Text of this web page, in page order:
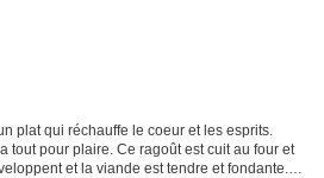
plat qui réchauffe le coeur et les esprits.
tout pour plaire. Ce ragoût est cuit au four et
et la viande est tendre et fondante.